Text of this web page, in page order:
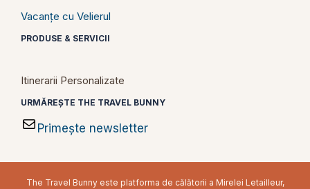
Vacanțe cu Velierul
PRODUSE & SERVICII
Itinerarii Personalizate
URMĂREȘTE THE TRAVEL BUNNY
Primește newsletter
The Travel Bunny este platforma de călătorii a Mirelei Letailleur,